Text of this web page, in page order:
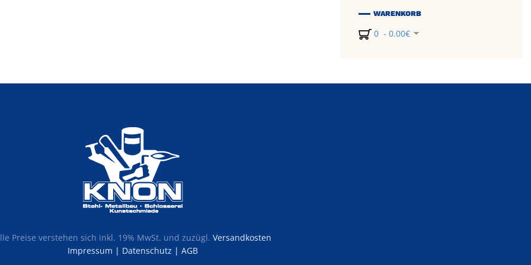
WARENKORB
0 - 0.00€
Preise verstehen sich inkl. 19% MwSt. und zuzügl. Versandkosten
Impressum | Datenschutz | AGB